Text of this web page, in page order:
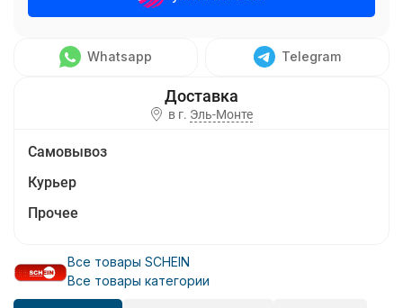
Whatsapp Telegram
в г. Эль-Монте
Самовывоз
Курьер
Прочее
Все товары SCHEIN
Все товары категории